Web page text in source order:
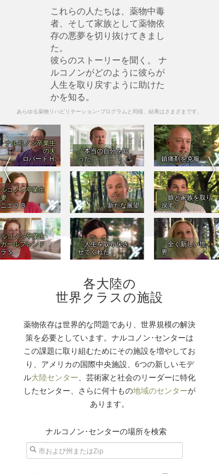
これらの人たちは、薬物中毒
者、そして家族として薬物依
存の悪夢を切り抜けてきまし
た。
彼らのストーリーを聞く。 ナ
ルコノンがどのように彼らが
人生を取り戻すように助けた
かを知る。
あらゆる薬物リハビリテーション･プログラムと同様、結果はさまざまです。
ナルコノン卒業生
の夫
ロバート H.
コノン卒業生
エラ B.
コノン卒業生
ールフレンド
S.
「本当の自分を知
った」
新たな展望
「人生を取り戻さ
せてくれた」
鎮痛剤を克服
「娘と家族を取り
戻す」
「全く新しい世
界」
各大陸の
世界クラスの施設
薬物依存は世界的な問題であり、世界規模の解決
策を必要としています。ナルコノン･センターは
この課題に取り組むためにその施設を増やしてお
り、アメリカの国際中央施設、6つの新しいモデ
ル大陸センター、 芸術家と社会のリーダーに特化
したセンター、さらに何十もの地域のセンターが
あります。
ナルコノン･センターの場所を検索